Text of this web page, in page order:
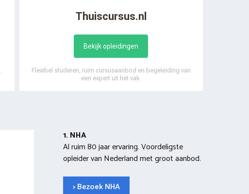
Thuiscursus.nl
Bekijk opleidingen
Flexibel studeren, ruim cursusaanbod en begeleiding van
een expert uit het vak.
1. NHA
Al ruim 80 jaar ervaring. Voordeligste
opleider van Nederland met groot aanbod.
> Bezoek NHA